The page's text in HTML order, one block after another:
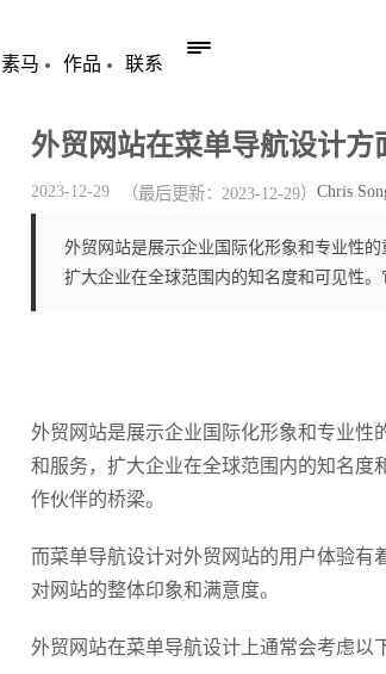
素马 作品 联系
外贸网站在菜单导航设计方
2023-12-29 （最后更新： 2023-12-29） Chris
外贸网站是展示企业国际化形象和专业性
扩大企业在全球范围内的知名度和可见性
外贸网站是展示企业国际化形象和专业性
和服务，扩大企业在全球范围内的知名度
作伙伴的桥梁。
而菜单导航设计对外贸网站的用户体验有
对网站的整体印象和满意度。
外贸网站在菜单导航设计上通常会考虑以